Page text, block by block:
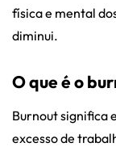
física e mental
diminui.
O que é o
Burnout significa
excesso de